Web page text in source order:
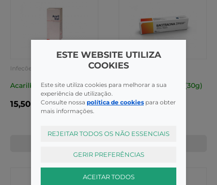
Infeções Cutâneas
Acarilbial
15,50€
Infeções Cutâneas
Bacitracina Zimaia (30g)
16,90€
ESTE WEBSITE UTILIZA
COOKIES
Este site utiliza cookies para melhorar a sua
experiência de utilização.
Consulte nossa política de cookies para obter
mais informações.
REJEITAR TODOS OS NÃO ESSENCIAIS
GERIR PREFERÊNCIAS
ACEITAR TODOS